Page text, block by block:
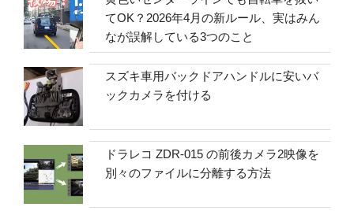
てOK？2026年4月の新ルール、実はみん
なが誤解している3つのこと
スズキ車用バックドアハンドルに安いバ
ックカメラを付ける
ドラレコ ZDR-015 の前後カメラ2映像を
別々のファイルに分離する方法